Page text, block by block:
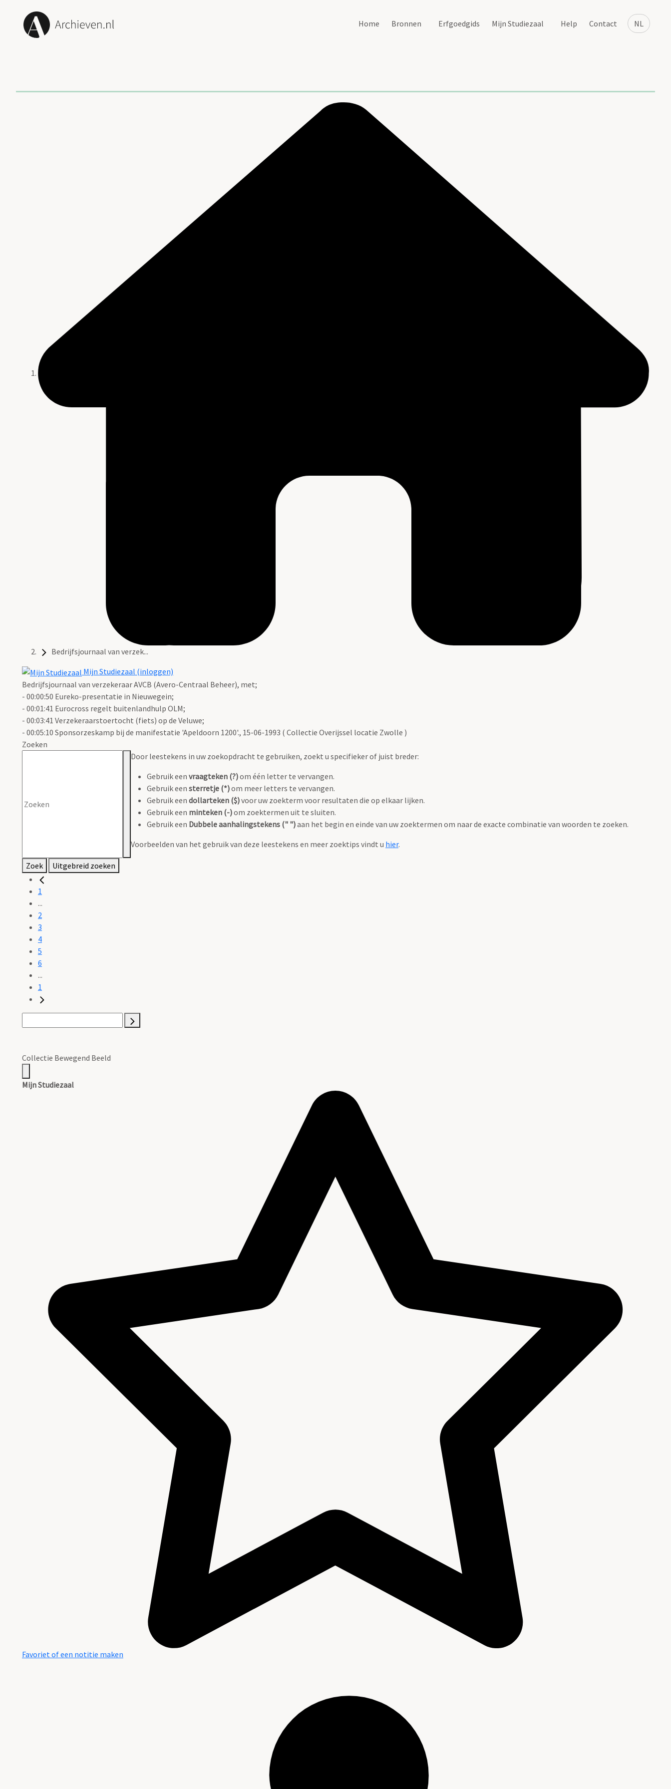
NL
Home Bronnen Erfgoedgids Mijn Studiezaal Help Contact
Bedrijfsjournaal van verzek...
Mijn Studiezaal (inloggen)
Bedrijfsjournaal van verzekeraar AVCB (Avero-Centraal Beheer), met;
- 00:00:50 Eureko-presentatie in Nieuwegein;
- 00:01:41 Eurocross regelt buitenlandhulp OLM;
- 00:03:41 Verzekeraarstoertocht (fiets) op de Veluwe;
- 00:05:10 Sponsorzeskamp bij de manifestatie 'Apeldoorn 1200'., 15-06-1993 ( Collectie Overijssel locatie Zwolle )
Zoeken
Door leestekens in uw zoekopdracht te gebruiken, zoekt u specifieker of juist breder:
Gebruik een vraagteken (?)om één letter te vervangen.
Gebruik een sterretje (*)om meer letters te vervangen.
Gebruik een dollarteken ($)voor uw zoekterm voor resultaten die op elkaar lijken.
Gebruik een minteken (-)om zoektermen uit te sluiten.
Gebruik een Dubbele aanhalingstekens (" ")aan het begin en einde van uw zoektermen om naar de exacte combinatie van woorden te zoeken.
Voorbeelden van het gebruik van deze leestekens en meer zoektips vindt u hier.
Zoek Uitgebreid zoeken
1
...
2
3
4
5
6
...
1
Collectie Bewegend Beeld
Mijn Studiezaal
Favoriet of een notitie maken